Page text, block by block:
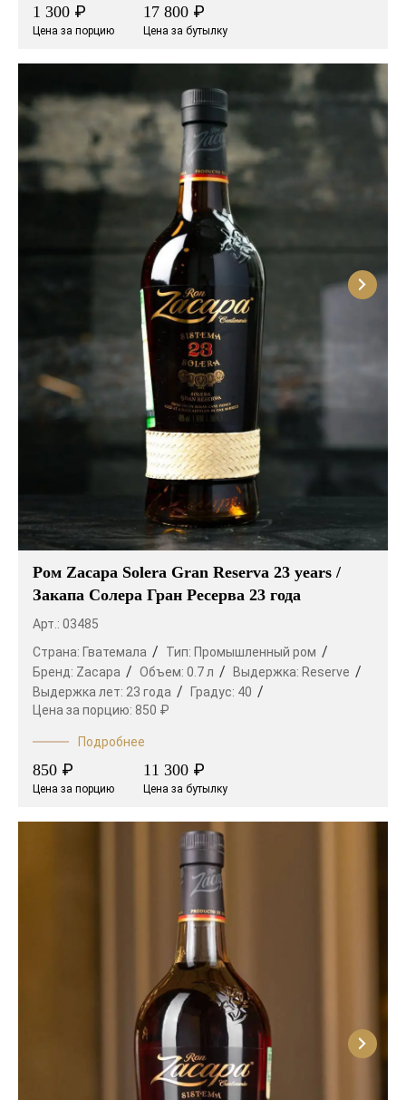
1 300 ₽
Цена за порцию
17 800 ₽
Цена за бутылку
Ром Zacapa Solera Gran Reserva 23 years /
Закапа Солера Гран Ресерва 23 года
Арт.: 03485
Страна: Гватемала Тип: Промышленный ром
Бренд: Zacapa Объем: 0.7 л Выдержка: Reserve
Выдержка лет: 23 года Градус: 40
Цена за порцию: 850 ₽
Подробнее
850 ₽
Цена за порцию
11 300 ₽
Цена за бутылку